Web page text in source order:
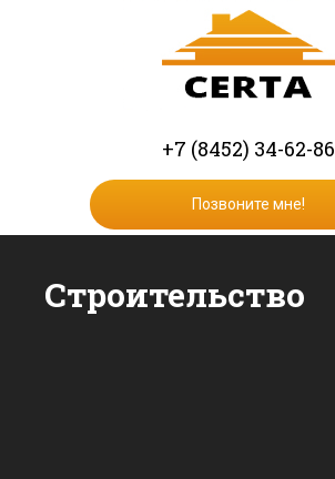
+7 (8452) 34-62-86
Позвоните мне!
Строительство